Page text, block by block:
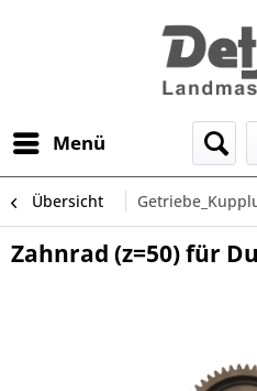
Menü
Übersicht
Zahnrad (z=50) für